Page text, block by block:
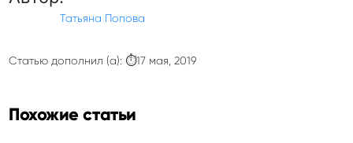
Татьяна Попова
Статью дополнил (а): ⏱17 мая, 2019
Похожие статьи